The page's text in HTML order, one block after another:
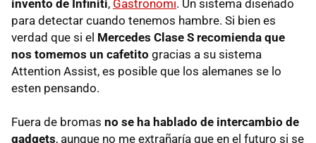
invento de Infiniti, Gastronomi. Un sistema diseñado
para detectar cuando tenemos hambre. Si bien es
verdad que si el Mercedes Clase S recomienda que
nos tomemos un cafetito gracias a su sistema
Attention Assist, es posible que los alemanes se lo
esten pensando.
Fuera de bromas no se ha hablado de intercambio de
gadgets, aunque no me extrañaría que en el futuro si se